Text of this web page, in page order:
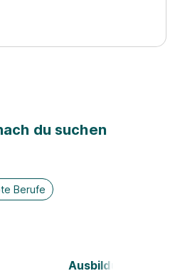
du suchen
Berufe
Ausbildung